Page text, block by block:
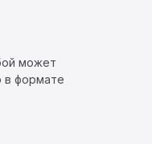
может
в формате